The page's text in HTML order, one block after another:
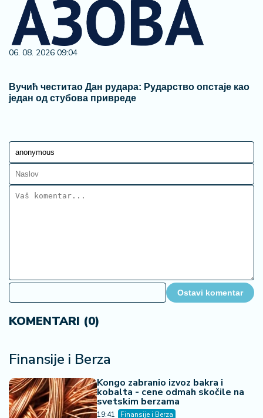
06. 08. 2026 09:04
Вучић честитао Дан рудара: Рударство опстаје као
један од стубова привреде
Ostavi komentar
KOMENTARI (0)
Finansije i Berza
Kongo zabranio izvoz bakra i
kobalta - cene odmah skočile na
svetskim berzama
19:41 Finansije i Berza